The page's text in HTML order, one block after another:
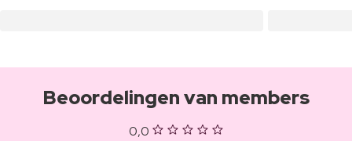
Beoordelingen van members
0,0